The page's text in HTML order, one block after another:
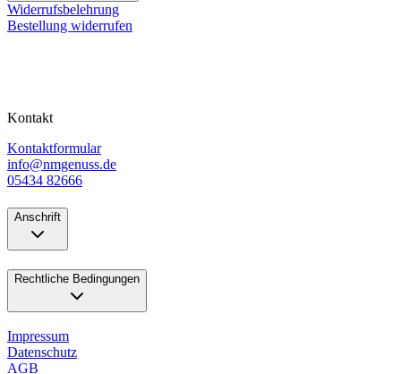
Widerrufsbelehrung
Bestellung widerrufen
Kontakt
Kontaktformular
info@nmgenuss.de
05434 82666
Anschrift
Rechtliche Bedingungen
Impressum
Datenschutz
AGB